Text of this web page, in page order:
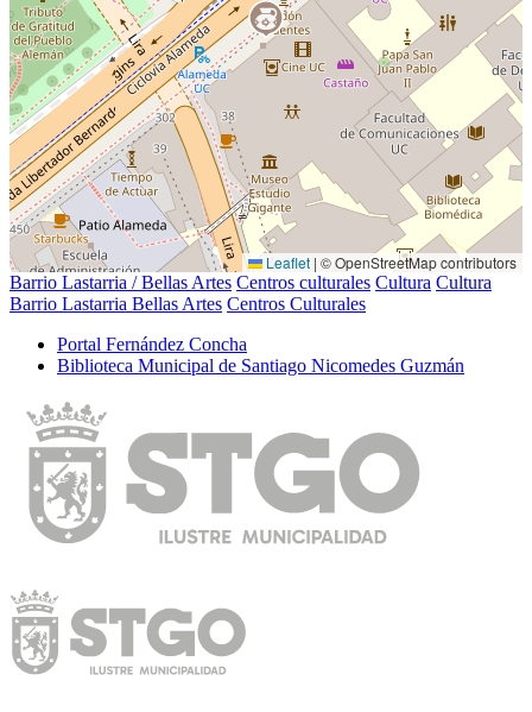
Leaflet | © OpenStreetMap contributors
Barrio Lastarria / Bellas Artes Centros culturales Cultura Cultura
Barrio Lastarria Bellas Artes Centros Culturales
Portal Fernández Concha
Biblioteca Municipal de Santiago Nicomedes Guzmán